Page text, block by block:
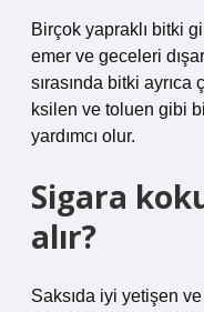
Birçok yapraklı bitki
emer ve geceleri
sırasında bitki
ksilen ve toluen gibi
yardımcı olur.
Sigara
alır?
Saksıda iyi yetişen